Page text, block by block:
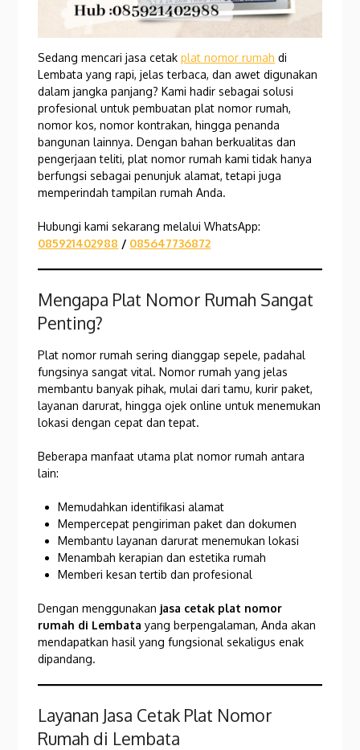
Sedang mencari jasa cetakplat nomor rumah di
Lembata yang rapi, jelas terbaca, dan awet digunakan
dalam jangka panjang? Kami hadir sebagai solusi
profesional untuk pembuatan plat nomor rumah,
nomor kos, nomor kontrakan, hingga penanda
bangunan lainnya. Dengan bahan berkualitas dan
pengerjaan teliti, plat nomor rumah kami tidak hanya
berfungsi sebagai penunjuk alamat, tetapi juga
memperindah tampilan rumah Anda.
Hubungi kami sekarang melalui WhatsApp:
085921402988 / 085647736872
Mengapa Plat Nomor Rumah Sangat
Penting?
Plat nomor rumah sering dianggap sepele, padahal
fungsinya sangat vital. Nomor rumah yang jelas
membantu banyak pihak, mulai dari tamu, kurir paket,
layanan darurat, hingga ojek online untuk menemukan
lokasi dengan cepat dan tepat.
Beberapa manfaat utama plat nomor rumah antara
lain:
Memudahkan identifikasi alamat
Mempercepat pengiriman paket dan dokumen
Membantu layanan darurat menemukan lokasi
Menambah kerapian dan estetika rumah
Memberi kesan tertib dan profesional
Dengan menggunakan jasa cetak plat nomor
rumah di Lembata yang berpengalaman, Anda akan
mendapatkan hasil yang fungsional sekaligus enak
dipandang.
Layanan Jasa Cetak Plat Nomor
Rumah di Lembata